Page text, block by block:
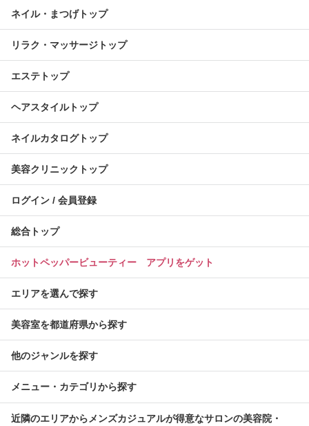
ネイル・まつげトップ
リラク・マッサージトップ
エステトップ
ヘアスタイルトップ
ネイルカタログトップ
美容クリニックトップ
ログイン / 会員登録
総合トップ
ホットペッパービューティー アプリをゲット
エリアを選んで探す
美容室を都道府県から探す
他のジャンルを探す
メニュー・カテゴリから探す
近隣のエリアからメンズカジュアルが得意なサロンの美容院・